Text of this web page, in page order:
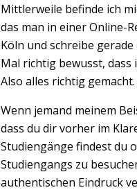
Mittlerweile befinde ich
das man in einer Online-
Köln und schreibe
Mal richtig bewusst, dass
Also alles richtig gemacht.
Wenn jemand meinem
dass du dir vorher im
Studiengänge findest du
Studiengangs zu
authentischen Eindruck